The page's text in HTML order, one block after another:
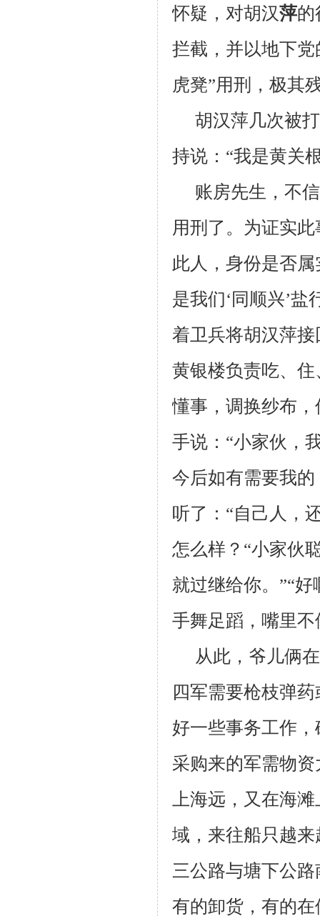
怀疑，对胡汉萍的
拦截，并以地下
虎凳”用刑，极其
胡汉萍几次被
持说：“我是黄关
账房先生，不
用刑了。为证实
此人，身份是否
是我们‘同顺兴’盐
着卫兵将胡汉萍
黄银楼负责吃、
懂事，调换纱布
手说：“小家伙，
今后如有需要我
听了：“自己人，
怎么样？“小家伙
就过继给你。”“
手舞足蹈，嘴里
从此，爷儿俩
四军需要枪枝弹
好一些事务工作
采购来的军需物
上海远，又在海
域，来往船只越
三公路与塘下公
有的卸货，有的